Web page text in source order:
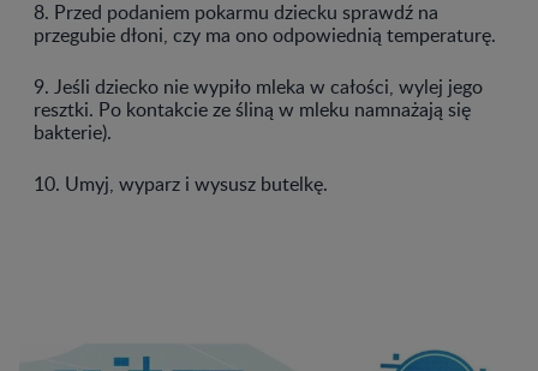
8. Przed podaniem pokarmu dziecku sprawdź na
przegubie dłoni, czy ma ono odpowiednią temperaturę.
9. Jeśli dziecko nie wypiło mleka w całości, wylej jego
resztki. Po kontakcie ze śliną w mleku namnażają się
bakterie).
10. Umyj, wyparz i wysusz butelkę.